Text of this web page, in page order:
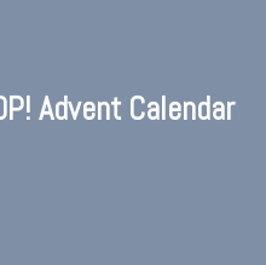
Advent Calendar